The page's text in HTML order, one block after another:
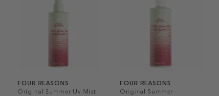
FOUR REASONS
Original Summer Uv Mist
FOUR REASONS
Original Summer